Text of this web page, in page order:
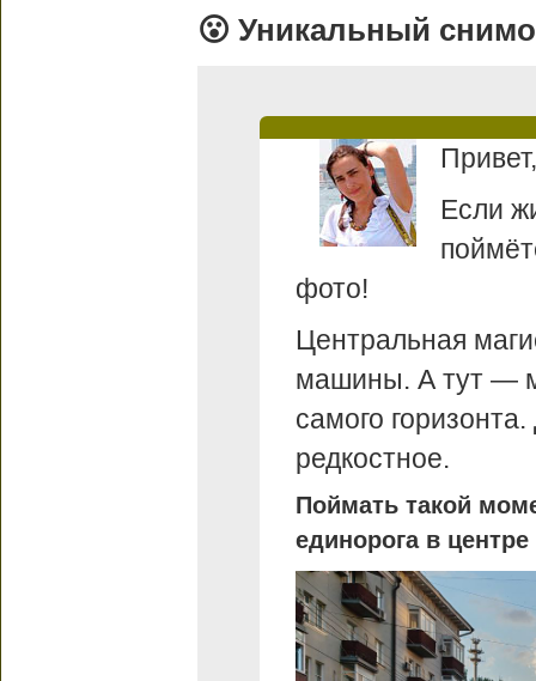
😮 Уникальный
Если
фото!
Центральная
машины. А тут —
самого
редкостное.
Поймать такой
единорога в центре